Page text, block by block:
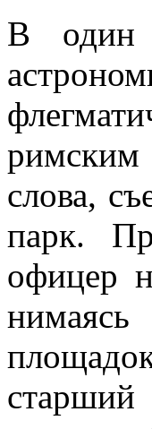
В один
римским
слова,
парк.
офицер